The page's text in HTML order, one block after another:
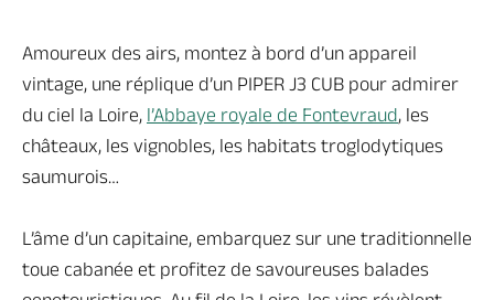
Amoureux des airs, montez à bord d’un appareil
vintage, une réplique d’un PIPER J3 CUB pour admirer
du ciel la Loire, l’Abbaye royale de Fontevraud, les
châteaux, les vignobles, les habitats troglodytiques
saumurois…
L’âme d’un capitaine, embarquez sur une traditionnelle
toue cabanée et profitez de savoureuses balades